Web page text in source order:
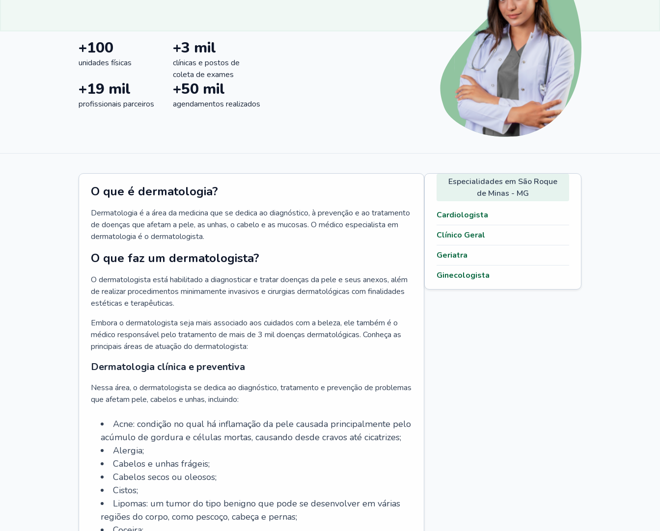
+100
unidades físicas
+3 mil
clínicas e postos de
coleta de exames
+19 mil
profissionais parceiros
+50 mil
agendamentos realizados
O que é dermatologia?
Dermatologia é a área da medicina que se dedica ao diagnóstico, à prevenção e ao tratamento
de doenças que afetam a pele, as unhas, o cabelo e as mucosas. O médico especialista em
dermatologia é o dermatologista.
O que faz um dermatologista?
O dermatologista está habilitado a diagnosticar e tratar doenças da pele e seus anexos, além
de realizar procedimentos minimamente invasivos e cirurgias dermatológicas com finalidades
estéticas e terapêuticas.
Embora o dermatologista seja mais associado aos cuidados com a beleza, ele também é o
médico responsável pelo tratamento de mais de 3 mil doenças dermatológicas. Conheça as
principais áreas de atuação do dermatologista:
Dermatologia clínica e preventiva
Nessa área, o dermatologista se dedica ao diagnóstico, tratamento e prevenção de problemas
que afetam pele, cabelos e unhas, incluindo:
Acne: condição no qual há inflamação da pele causada principalmente pelo
acúmulo de gordura e células mortas, causando desde cravos até cicatrizes;
Alergia;
Cabelos e unhas frágeis;
Cabelos secos ou oleosos;
Cistos;
Lipomas: um tumor do tipo benigno que pode se desenvolver em várias
regiões do corpo, como pescoço, cabeça e pernas;
Especialidades em São Roque
de Minas - MG
Cardiologista
Clínico Geral
Geriatra
Ginecologista